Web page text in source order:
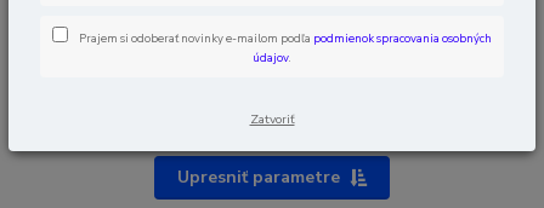
Prepojovacie káble EURO-EURO
Upresniť parametre
Prajem si odoberať novinky e-mailom podľa podmienok spracovania osobných
údajov.
Zatvoriť